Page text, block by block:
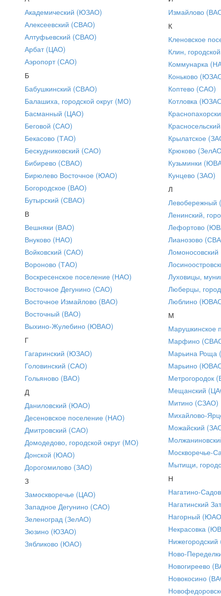
Академический (ЮЗАО)
Алексеевский (СВАО)
Алтуфьевский (СВАО)
Арбат (ЦАО)
Аэропорт (САО)
Б
Бабушкинский (СВАО)
Балашиха, городской округ (МО)
Басманный (ЦАО)
Беговой (САО)
Бекасово (ТАО)
Бескудниковский (САО)
Бибирево (СВАО)
Бирюлево Восточное (ЮАО)
Богородское (ВАО)
Бутырский (СВАО)
В
Вешняки (ВАО)
Внуково (НАО)
Войковский (САО)
Вороново (ТАО)
Воскресенское поселение (НАО)
Восточное Дегунино (САО)
Восточное Измайлово (ВАО)
Восточный (ВАО)
Выхино-Жулебино (ЮВАО)
Г
Гагаринский (ЮЗАО)
Головинский (САО)
Гольяново (ВАО)
Д
Даниловский (ЮАО)
Десеновское поселение (НАО)
Дмитровский (САО)
Домодедово, городской округ (МО)
Донской (ЮАО)
Дорогомилово (ЗАО)
З
Замоскворечье (ЦАО)
Западное Дегунино (САО)
Зеленоград (ЗелАО)
Зюзино (ЮЗАО)
Зябликово (ЮАО)
Измайлово
К
Кленовское
Клин,
Коммунарка
Коньково
Коптево (САО)
Котловка
Крылатское
Крюково
Кузьминки
Кунцево (ЗАО)
Л
Ленинский,
Лефортово
Лианозово
Луховицы,
Люберцы,
Люблино
М
Марушкинское
Марфино
Марьина Роща
Марьино
Метрогородок
Мещанский
Митино (СЗАО)
Михайлово-
Можайский
Москворечье-
Мытищи,
Н
Нагатино-
Нагатинский
Нагорный
Некрасовка
Ново-
Новогиреево
Новокосино